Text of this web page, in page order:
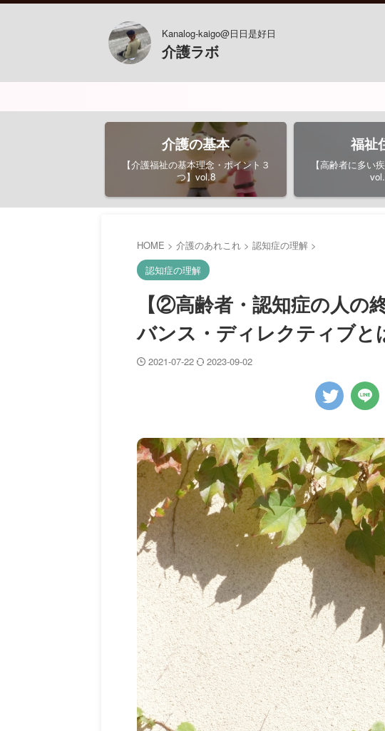
Kanalog-kaigo@日日是好日
介護ラボ
おススメ
介護の基本
【介護福祉の基本理念・ポイント３
つ】vol.8
福祉
【高齢者に多い
HOME > 介護のあれこれ > 認知症の理解 >
認知症の理解
【②高齢者・認知症の人の
バンス・ディレクティブ
2021-07-22 2023-09-02